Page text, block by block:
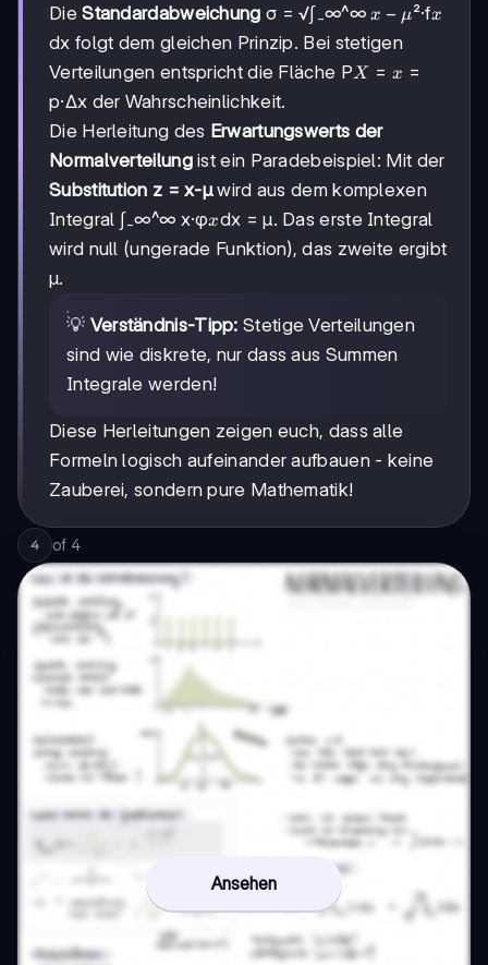
DieStandardabweichung σ = √∫₋∞^∞x-
μ
x − μ²·fx
x
dx folgt dem gleichen Prinzip. Bei stetigen
Verteilungen entspricht die Fläche PX=x
X = x =
p·Δx der Wahrscheinlichkeit.
Die Herleitung des Erwartungswerts der
Normalverteilungist ein Paradebeispiel: Mit der
Substitution z = x-μwird aus dem komplexen
Integral ∫₋∞^∞ x·φx
xdx = μ. Das erste Integral
wird null (ungerade Funktion), das zweite ergibt
μ.
💡 Verständnis-Tipp: Stetige Verteilungen
sind wie diskrete, nur dass aus Summen
Integrale werden!
Diese Herleitungen zeigen euch, dass alle
Formeln logisch aufeinander aufbauen - keine
Zauberei, sondern pure Mathematik!
4 of 4
Ansehen